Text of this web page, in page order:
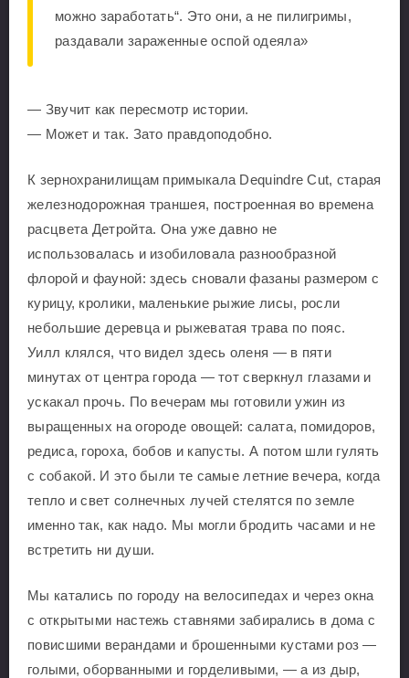
можно заработать“. Это они, а не пилигримы,
раздавали зараженные оспой одеяла»
— Звучит как пересмотр истории.
— Может и так. Зато правдоподобно.
К зернохранилищам примыкала Dequindre Cut, старая
железнодорожная траншея, построенная во времена
расцвета Детройта. Она уже давно не
использовалась и изобиловала разнообразной
флорой и фауной: здесь сновали фазаны размером с
курицу, кролики, маленькие рыжие лисы, росли
небольшие деревца и рыжеватая трава по пояс.
Уилл клялся, что видел здесь оленя — в пяти
минутах от центра города — тот сверкнул глазами и
ускакал прочь. По вечерам мы готовили ужин из
выращенных на огороде овощей: салата, помидоров,
редиса, гороха, бобов и капусты. А потом шли гулять
с собакой. И это были те самые летние вечера, когда
тепло и свет солнечных лучей стелятся по земле
именно так, как надо. Мы могли бродить часами и не
встретить ни души.
Мы катались по городу на велосипедах и через окна
с открытыми настежь ставнями забирались в дома с
повисшими верандами и брошенными кустами роз —
голыми, оборванными и горделивыми, — а из дыр,